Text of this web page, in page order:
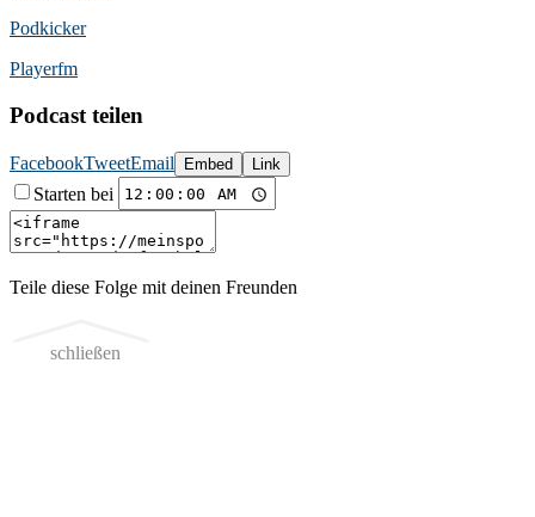
Podkicker
Playerfm
Podcast teilen
FacebookTweetEmail Embed Link
Starten bei
Teile diese Folge mit deinen Freunden
schließen